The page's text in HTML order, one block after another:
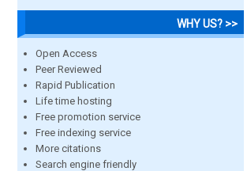
WHY US? >>
Open Access
Peer Reviewed
Rapid Publication
Life time hosting
Free promotion service
Free indexing service
More citations
Search engine friendly